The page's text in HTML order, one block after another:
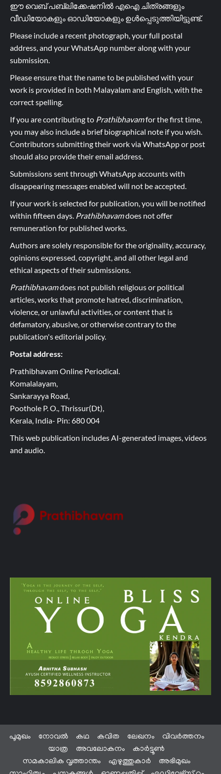
ഈ വെബ് പബ്ലിക്കേഷനിൽ എഐ ചിത്രങ്ങളും
വീഡിയോകളും ഓഡിയോകളും ഉൾപ്പെടുത്തിയിട്ടുണ്ട്.
Please include a recent photograph, your full postal
address, and your WhatsApp number along with your
submission.
Please ensure that the name to be published with your
work is provided in both Malayalam and English, with the
correct spelling.
If you are contributing to Prathibhavamfor the first time,
you may also include a brief biographical note if you wish.
Contributors submitting their work via WhatsApp or post
should also provide their email address.
Submissions sent through WhatsApp accounts with
disappearing messages enabled will not be accepted.
If your work is selected for publication, you will be notified
within fifteen days. Prathibhavamdoes not offer
remuneration for published works.
Authors are solely responsible for the originality, accuracy,
opinions expressed, copyright, and all other legal and
ethical aspects of their submissions.
Prathibhavamdoes not publish religious or political
articles, works that promote hatred, discrimination,
violence, or unlawful activities, or content that is
defamatory, abusive, or otherwise contrary to the
publication's editorial policy.
Postal address:
Prathibhavam Online Periodical.
Komalalayam,
Sankarayya Road,
Poothole P. O., Thrissur(Dt),
Kerala, India- Pin: 680 004
This web publication includes AI-generated images, videos
and audio.
പൂമുഖം നോവൽ കഥ കവിത ലേഖനം
വിവർത്തനം
യാത്ര
അവലോകനം
കാർട്ടൂൺ
സമകാലിക വൃത്താന്തം
എഴുത്തുകാർ
അഭിമുഖം